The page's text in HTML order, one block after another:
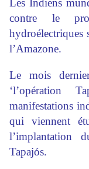
Les Indiens
contre le
hydroélectriques
l’Amazone.
Le mois
‘l’opération
manifestations
qui viennent
l’implantation
Tapajós.